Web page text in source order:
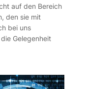
auf den Bereich
den sie mit
bei uns
Gelegenheit